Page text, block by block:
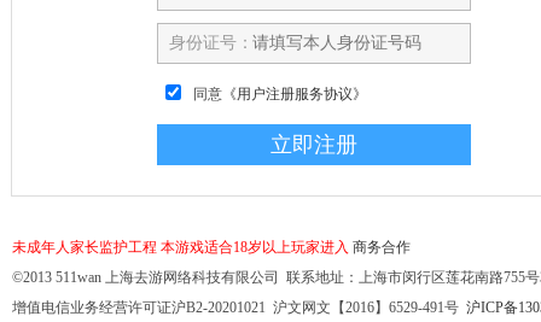
身份证号：
同意 《用户注册服务协议》
未成年人家长监护工程 本游戏适合18岁以上玩家进入 商务合作
©2013 511wan 上海去游网络科技有限公司 联系地址：上海市闵行区莲花南路755
增值电信业务经营许可证沪B2-20201021 沪文网文【2016】6529-491号 沪ICP备